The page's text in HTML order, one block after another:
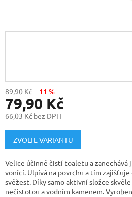
89,90 Kč –11 %
79,90 Kč
66,03 Kč bez DPH
Měrná
cena:
ZVOLTE VARIANTU
Velice účinně čistí toaletu a zanechává
vonící. Ulpívá na povrchu a tím
svěžest. Díky samo aktivní složce
nečistotou a vodním kamenem.